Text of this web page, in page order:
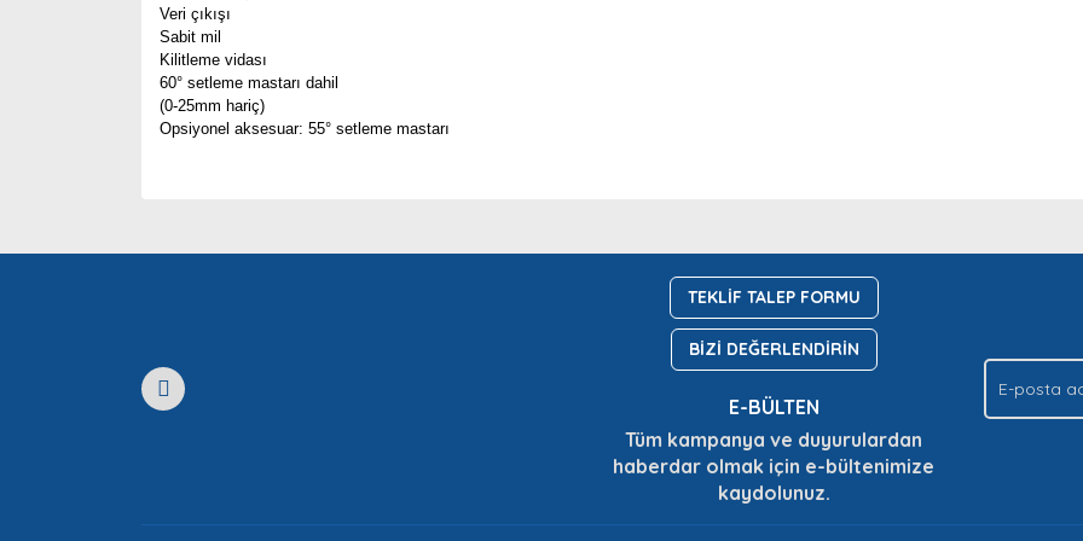
Veri çıkışı
Sabit mil
Kilitleme vidası
60° setleme mastarı dahil
(0-25mm hariç)
Opsiyonel aksesuar: 55° setleme mastarı
Yorum Yaz
Soru Sor
TEKLİF TALEP FORMU
BİZİ DEĞERLENDİRİN
E-BÜLTEN
Tüm kampanya ve duyurulardan
haberdar olmak için e-bültenimize
kaydolunuz.